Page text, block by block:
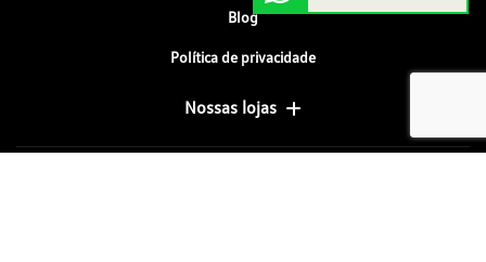
Blog
Política de privacidade
Nossas lojas